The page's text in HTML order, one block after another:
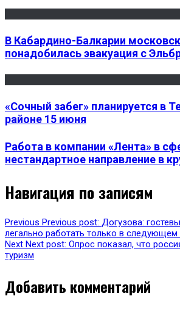
В Кабардино-Балкарии
понадобилась эвакуация с
«Сочный забег» планируется в
районе 15 июня
Работа в компании «Лента» в
нестандартное направление в
Навигация по записям
Previous Previous post: Догузова:
легально работать только в следующем
Next Next post: Опрос показал, что
туризм
Добавить комментарий